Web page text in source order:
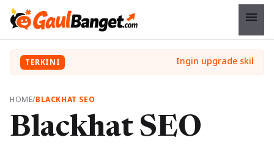
menu
TERKINI
HOME/BLACKHAT SEO
Blackhat SEO